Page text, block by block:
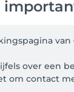
van
over een
om contact